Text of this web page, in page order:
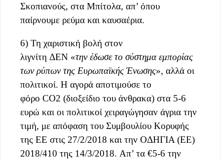
Σκοπιανούς, στα Μπίτολα, απ’ όπου
παίρνουμε ρεύμα και καυσαέρια.
6) Τη χαριστική βολή στον
λιγνίτη ΔΕΝ «τηνέδωσε το σύστημα εμπορίας
των ρύπων της Ευρωπαϊκής Ένωσης», αλλά οι
πολιτικοί. Η αγορά αποτιμούσε το
φόρο CO2 (διοξείδιο του άνθρακα) στα 5-6
ευρώ και οι πολιτικοί χειραγώγησαν άγρια την
τιμή, με απόφαση του Συμβουλίου Κορυφής
της ΕΕ στις 27/2/2018 και την ΟΔΗΓΙΑ (ΕΕ)
2018/410 της 14/3/2018. Απ’ τα €5-6 την